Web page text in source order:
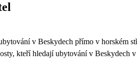
v Beskydech přímo v horském
kteří hledají ubytování v Beskydech